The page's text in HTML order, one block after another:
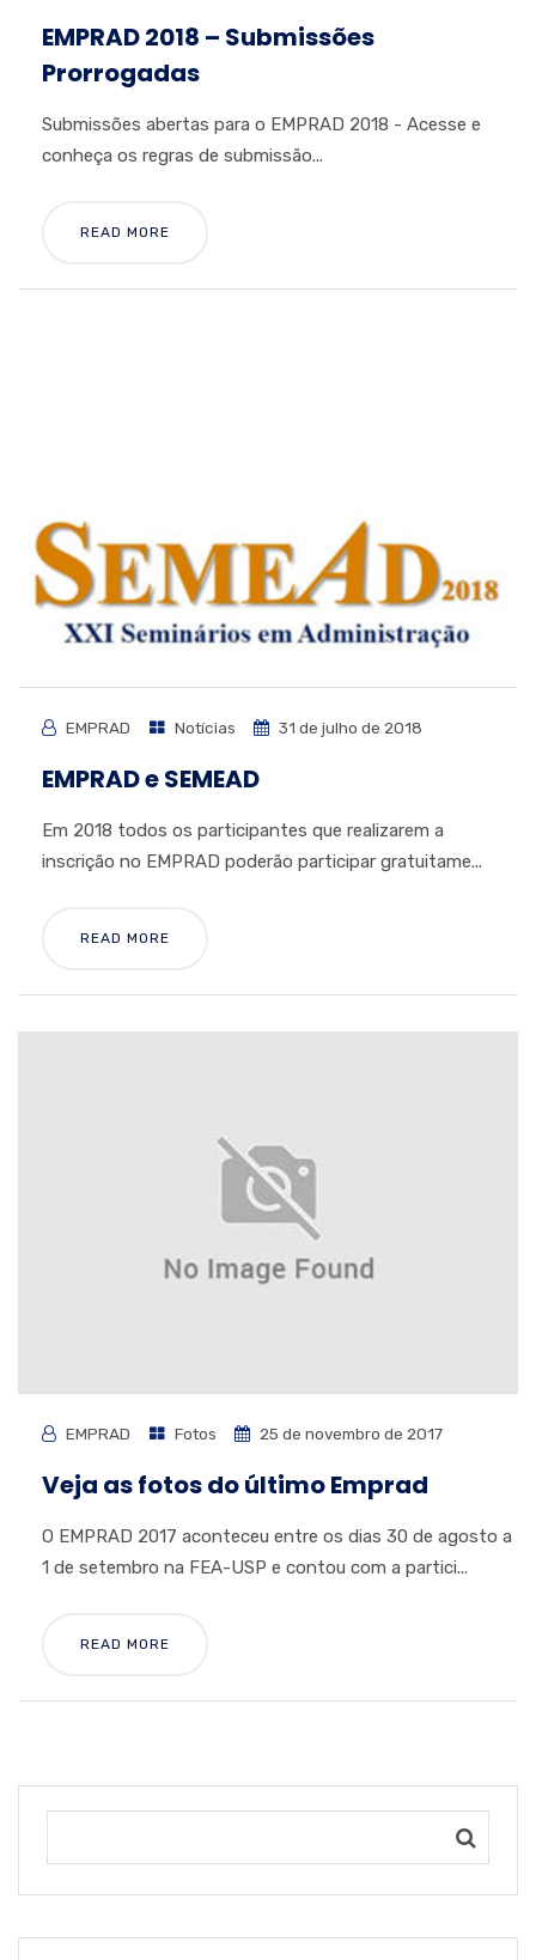
EMPRAD 2018 – Submissões
Prorrogadas
Submissões abertas para o EMPRAD 2018 - Acesse e
conheça os regras de submissão...
READ MORE
EMPRAD Notícias 31 de julho de 2018
EMPRAD e SEMEAD
Em 2018 todos os participantes que realizarem a
inscrição no EMPRAD poderão participar gratuitame...
READ MORE
EMPRAD Fotos 25 de novembro de 2017
Veja as fotos do último Emprad
O EMPRAD 2017 aconteceu entre os dias 30 de agosto a
1 de setembro na FEA-USP e contou com a partici...
READ MORE